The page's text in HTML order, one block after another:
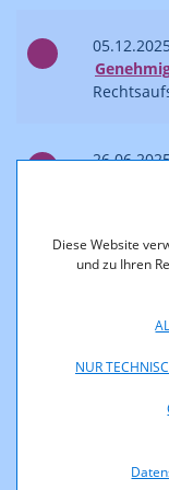
Diese Website
und zu Ihren
NUR
05.12.2025
15b Abs.